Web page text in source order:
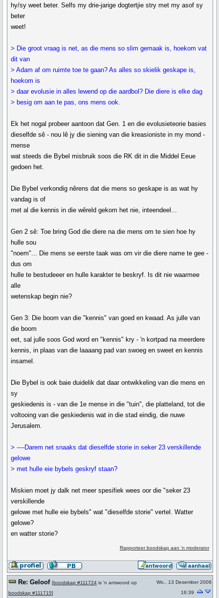
hy/sy weet beter. Selfs my drie-jarige dogtertjie stry met my asof sy
beter
weet!
> Die groot vraag is net, as die mens so slim gemaak is, hoekom vat
dit van
> Adam af om ruimte toe te gaan? As alles so skielik geskape is,
hoekom is
> daar evolusie in alles lewend op die aardbol? Die diere is elke dag
> besig om aan te pas, ons mens ook.
Ek het nogal probeer aantoon dat Gen. 1 en die evolusieteorie basies
dieselfde sê - nou lê jy die siening van die kreasioniste in my mond -
mense
wat steeds die Bybel misbruik soos die RK dit in die Middel Eeue
gedoen het.
Die Bybel verkondig nêrens dat die mens so geskape is as wat hy
vandag is of
met al die kennis in die wêreld gekom het nie, inteendeel...
Gen 2 sê: Toe bring God die diere na die mens om te sien hoe hy
hulle sou
"noem"... Die mens se eerste taak was om vir die diere name te gee -
dus om
hulle te bestudeeer en hulle karakter te beskryf. Is dit nie waarmee
alle
wetenskap begin nie?
Gen 3: Die boom van die "kennis" van goed en kwaad. As julle van
die boom
eet, sal julle soos God word en "kennis" kry - 'n kortpad na meerdere
kennis, in plaas van die laaaang pad van swoeg en sweet en kennis
insamel.
Die Bybel is ook baie duidelik dat daar ontwikkeling van die mens en
sy
geskiedenis is - van die 1e mense in die "tuin", die platteland, tot die
voltooing van die geskiedenis wat in die stad eindig, die nuwe
Jerusalem.
> ----Darem net snaaks dat dieselfde storie in seker 23 verskillende
gelowe
> met hulle eie bybels geskryf staan?
Miskien moet jy dalk net meer spesifiek wees oor die "seker 23
verskillende
gelowe met hulle eie bybels" wat "dieselfde storie" vertel. Watter
gelowe?
en watter storie?
Rapporteer boodskap aan 'n moderator
Re: Geloof [boodskap #111724 is 'n antwoord op
boodskap #111715]
Wo., 13 Desember 2006
16:39